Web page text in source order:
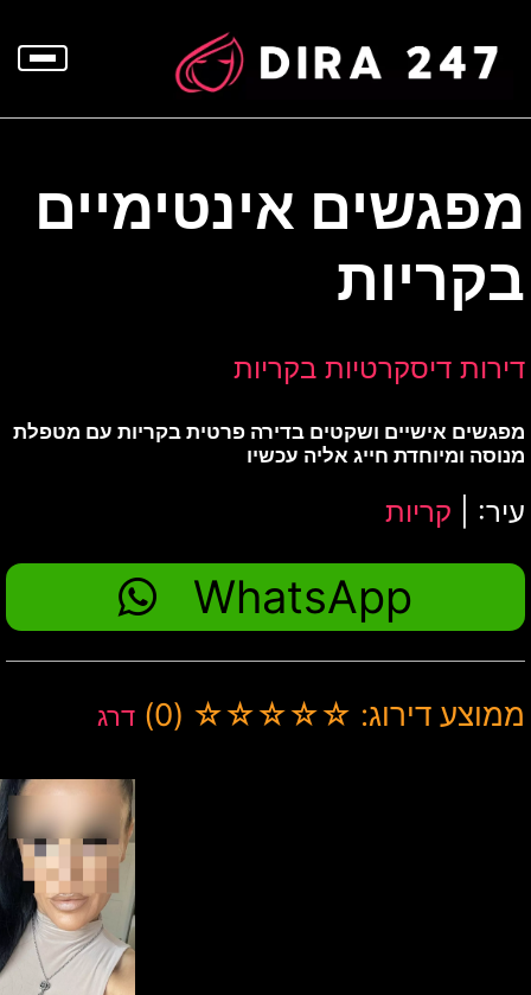
מפגשים אינטימיים
בקריות
דירות דיסקרטיות בקריות
מפגשים אישיים ושקטים בדירה פרטית בקריות עם מטפלת
מנוסה ומיוחדת חייג אליה עכשיו
עיר: | קריות
WhatsApp
ממוצע דירוג: ☆☆☆☆☆ (0) דרג